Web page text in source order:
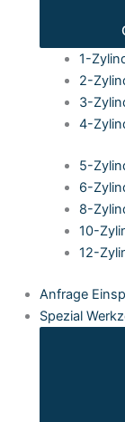
1-
2-
3-
4-
5-
6-
8-
10-
12-
Anfrage
Spezial